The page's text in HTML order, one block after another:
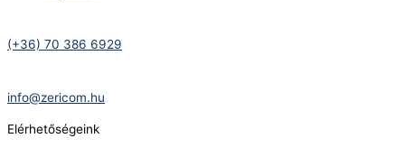
(+36) 70 386 6929
info@zericom.hu
Elérhetőségeink